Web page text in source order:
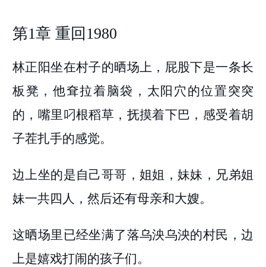
第1章 重回1980